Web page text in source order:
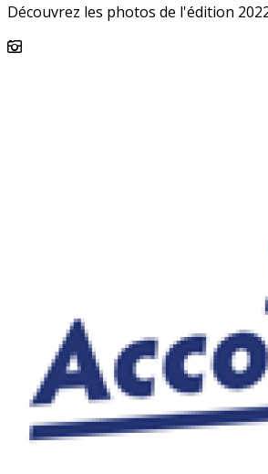
Découvrez les photos de l'édition